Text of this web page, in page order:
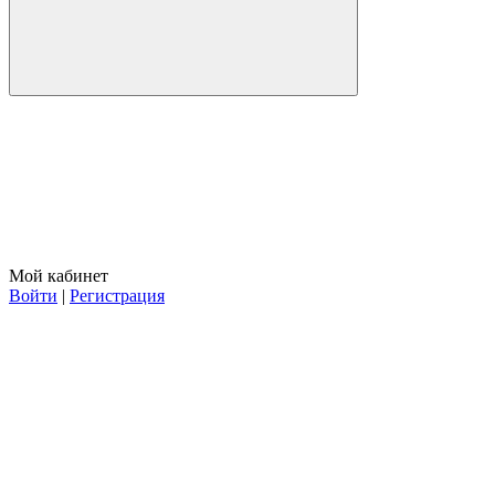
Мой кабинет
Войти | Регистрация